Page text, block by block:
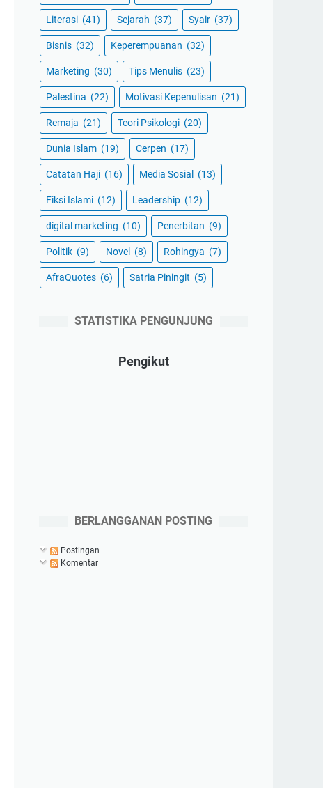
Literasi (41) Sejarah (37) Syair (37)
Bisnis (32) Keperempuanan (32)
Marketing (30) Tips Menulis (23)
Palestina (22) Motivasi Kepenulisan (21)
Remaja (21) Teori Psikologi (20)
Dunia Islam (19) Cerpen (17)
Catatan Haji (16) Media Sosial (13)
Fiksi Islami (12) Leadership (12)
digital marketing (10) Penerbitan (9)
Politik (9) Novel (8) Rohingya (7)
AfraQuotes (6) Satria Piningit (5)
STATISTIKA PENGUNJUNG
Pengikut
BERLANGGANAN POSTING
Postingan
Komentar